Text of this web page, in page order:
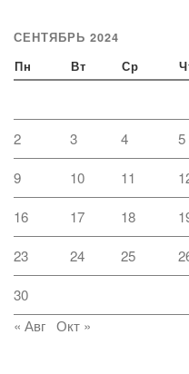
СЕНТЯБРЬ 2024
Пн Вт Ср
2 3 4 5
9 10 11
16 17 18
23 24 25
30
« Авг Окт »